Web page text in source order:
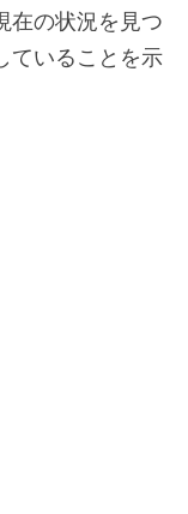
在の状況を見つ
ていることを示